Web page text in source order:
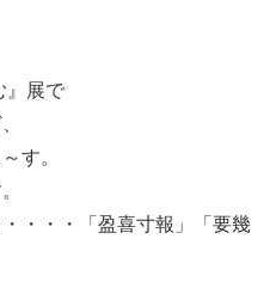
』展で
す。
・・・「盈喜寸報」「要幾